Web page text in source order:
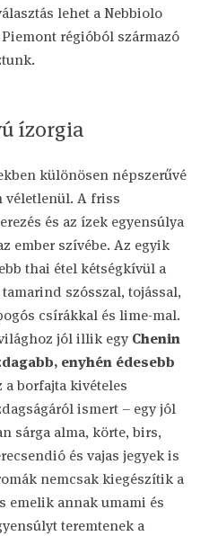
lehet a Nebbiolo
régióból származó
ízorgia
különösen népszerűvé
véletlenül. A friss
és az ízek egyensúlya
ember szívébe. Az egyik
thai étel kétségkívül a
szósszal, tojással,
csírákkal és lime-mal.
jól illik egy Chenin
enyhén édesebb
a borfajta kivételes
ismert – egy jól
sárga alma, körte, birs,
és vajas jegyek is
nemcsak kiegészítik a
emelik annak umami és
teremtenek a